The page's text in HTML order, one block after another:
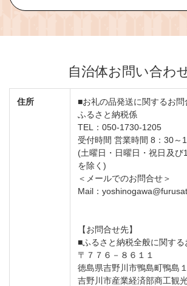
自治体お問い合わ
住所
■お礼の品発送に関するお問
ふるさと納税係
TEL：050-1730-1205
受付時間 営業時間 8：30～
(土曜日・日曜日・祝日及び
を除く)
＜メールでのお問合せ＞
Mail：
【お問合せ先】
■ふるさと納税全般に関する
〒７７６－８６１１
徳島県吉野川市鴨島町鴨島
吉野川市産業経済部商工観